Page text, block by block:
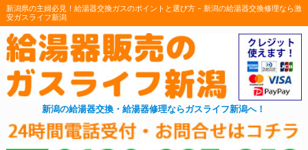
新潟県の主婦必見！給湯器交換ガスのポイントと選び方 - 新潟の給湯器交換修理なら激
安ガスライフ新潟
新潟の給湯器交換・給湯器修理ならガスライフ新潟へ！